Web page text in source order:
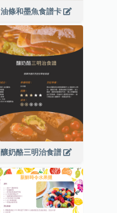
油條和墨魚食譜卡
釀奶酪三明治食譜